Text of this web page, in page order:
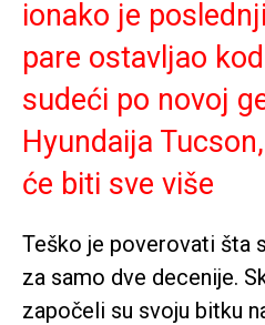
ionako je
pare ostavljao
sudeći po novoj
Hyundaija
će biti sve više
Teško je poverovati šta
za samo dve decenije.
započeli su svoju bitku